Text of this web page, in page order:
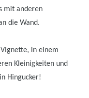
mit anderen
die Wand.
in einem
Kleinigkeiten und
Hingucker!